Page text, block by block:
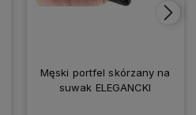
Męski portfel skórzany na
suwak ELEGANCKI